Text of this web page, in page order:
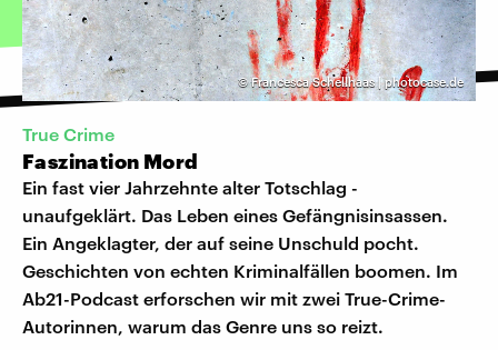
©Francesca Schellhaas | photocase.de
True Crime
Faszination Mord
Ein fast vier Jahrzehnte alter Totschlag -
unaufgeklärt. Das Leben eines Gefängnisinsassen.
Ein Angeklagter, der auf seine Unschuld pocht.
Geschichten von echten Kriminalfällen boomen. Im
Ab21-Podcast erforschen wir mit zwei True-Crime-
Autorinnen, warum das Genre uns so reizt.